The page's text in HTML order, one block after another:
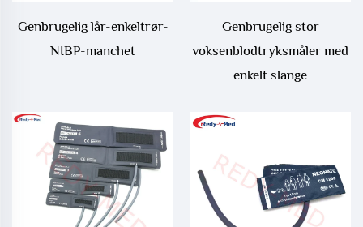
Genbrugelig lår-enkeltrør-
NIBP-manchet
Genbrugelig stor
voksenblodtryksmåler med
enkelt slange